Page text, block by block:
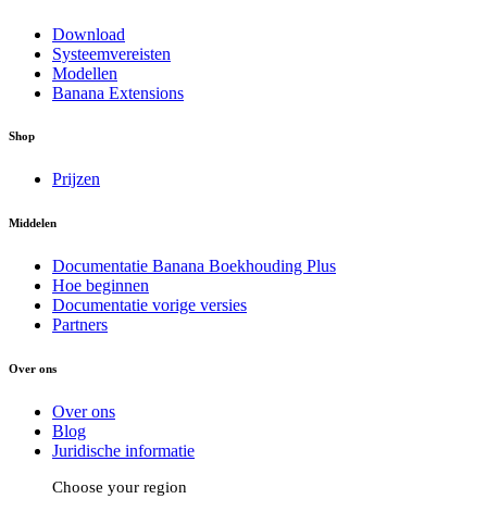
Download
Systeemvereisten
Modellen
Banana Extensions
Shop
Prijzen
Middelen
Documentatie Banana Boekhouding Plus
Hoe beginnen
Documentatie vorige versies
Partners
Over ons
Over ons
Blog
Juridische informatie
Choose your region